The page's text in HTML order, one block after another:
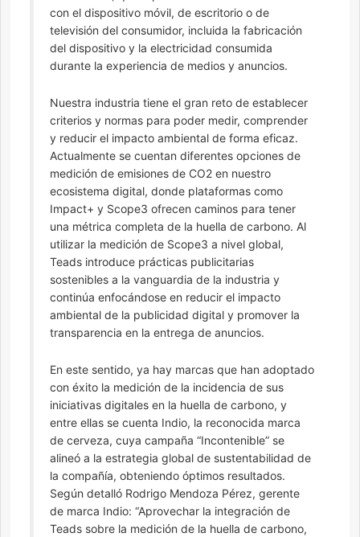
con el dispositivo móvil, de escritorio o de
televisión del consumidor, incluida la fabricación
del dispositivo y la electricidad consumida
durante la experiencia de medios y anuncios.
Nuestra industria tiene el gran reto de establecer
criterios y normas para poder medir, comprender
y reducir el impacto ambiental de forma eficaz.
Actualmente se cuentan diferentes opciones de
medición de emisiones de CO2 en nuestro
ecosistema digital, donde plataformas como
Impact+ y Scope3 ofrecen caminos para tener
una métrica completa de la huella de carbono. Al
utilizar la medición de Scope3 a nivel global,
Teads introduce prácticas publicitarias
sostenibles a la vanguardia de la industria y
continúa enfocándose en reducir el impacto
ambiental de la publicidad digital y promover la
transparencia en la entrega de anuncios.
En este sentido, ya hay marcas que han adoptado
con éxito la medición de la incidencia de sus
iniciativas digitales en la huella de carbono, y
entre ellas se cuenta Indio, la reconocida marca
de cerveza, cuya campaña “Incontenible” se
alineó a la estrategia global de sustentabilidad de
la compañía, obteniendo óptimos resultados.
Según detalló Rodrigo Mendoza Pérez, gerente
de marca Indio: “Aprovechar la integración de
Teads sobre la medición de la huella de carbono,